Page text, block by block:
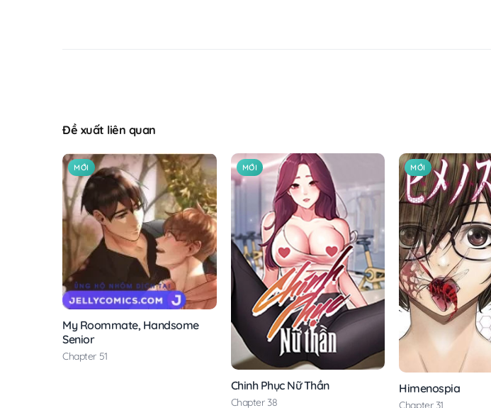
Đề xuất liên quan
MỚI
My Roommate, Handsome
Senior
Chapter 51
MỚI
Chinh Phục Nữ Thần
Chapter 38
MỚI
Himenospia
Chapter 31